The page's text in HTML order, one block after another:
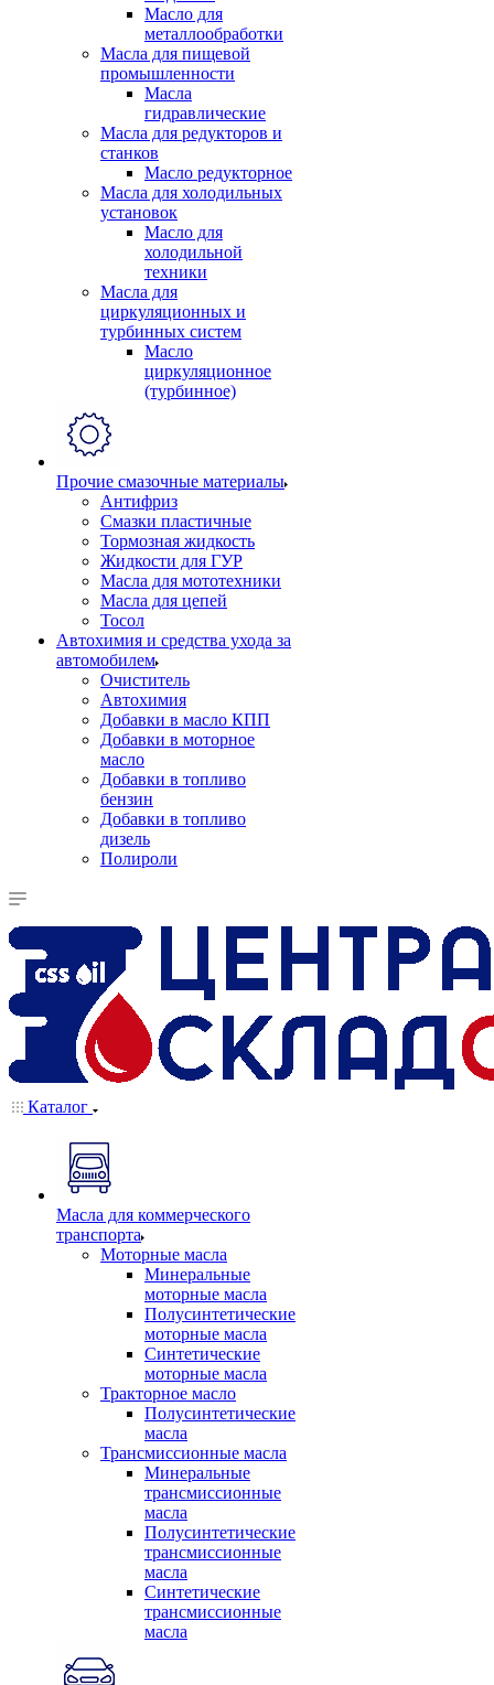
Масло для
металлообработки
Масла для пищевой
промышленности
Масла
гидравлические
Масла для редукторов и
станков
Масло редукторное
Масла для холодильных
установок
Масло для
холодильной
техники
Масла для
циркуляционных и
турбинных систем
Масло
циркуляционное
(турбинное)
Прочие смазочные материалы
Антифриз
Смазки пластичные
Тормозная жидкость
Жидкости для ГУР
Масла для мототехники
Масла для цепей
Тосол
Автохимия и средства ухода за
автомобилем
Очиститель
Автохимия
Добавки в масло КПП
Добавки в моторное
масло
Добавки в топливо
бензин
Добавки в топливо
дизель
Полироли
Каталог
Масла для коммерческого
транспорта
Моторные масла
Минеральные
моторные масла
Полусинтетические
моторные масла
Синтетические
моторные масла
Тракторное масло
Полусинтетические
масла
Трансмиссионные масла
Минеральные
трансмиссионные
масла
Полусинтетические
трансмиссионные
масла
Синтетические
трансмиссионные
масла